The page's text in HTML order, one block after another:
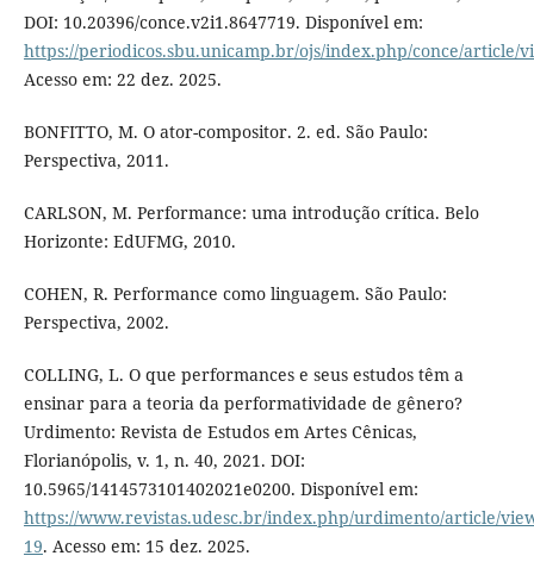
DOI: 10.20396/conce.v2i1.8647719. Disponível em:
https://periodicos.sbu.unicamp.br/ojs/index.php/conce/article/
Acesso em: 22 dez. 2025.
BONFITTO, M. O ator-compositor. 2. ed. São Paulo:
Perspectiva, 2011.
CARLSON, M. Performance: uma introdução crítica. Belo
Horizonte: EdUFMG, 2010.
COHEN, R. Performance como linguagem. São Paulo:
Perspectiva, 2002.
COLLING, L. O que performances e seus estudos têm a
ensinar para a teoria da performatividade de gênero?
Urdimento: Revista de Estudos em Artes Cênicas,
Florianópolis, v. 1, n. 40, 2021. DOI:
10.5965/1414573101402021e0200. Disponível em:
https://www.revistas.udesc.br/index.php/urdimento/article/
19. Acesso em: 15 dez. 2025.